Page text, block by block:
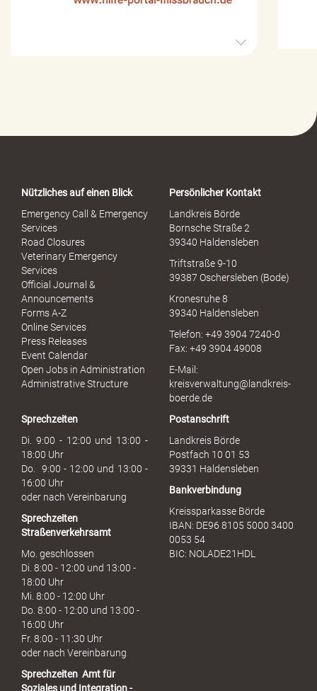
o
u
h
Nützliches auf einen Blick
Emergency Call & Emergency
Services
Road Closures
Veterinary Emergency
Services
Official Journal &
Announcements
Forms A-Z
Online Services
Press Releases
Event Calendar
Open Jobs in Administration
Administrative Structure
Persönlicher Kontakt
Landkreis Börde
Bornsche Straße 2
39340 Haldensleben
Triftstraße 9-10
39387 Oschersleben (Bode)
Kronesruhe 8
39340 Haldensleben
Telefon: +49 3904 7240-0
Fax: +49 3904 49008
E-Mail:
kreisverwaltung@landkreis-
boerde.de
Sprechzeiten
Di. 9:00 - 12:00 und 13:00 -
18:00 Uhr
Do. 9:00 - 12:00 und 13:00 -
16:00 Uhr
oder nach Vereinbarung
Sprechzeiten
Straßenverkehrsamt
Mo. geschlossen
Di. 8:00 - 12:00 und 13:00 -
18:00 Uhr
Mi. 8:00 - 12:00 Uhr
Do. 8:00 - 12:00 und 13:00 -
16:00 Uhr
Fr. 8:00 - 11:30 Uhr
oder nach Vereinbarung
Sprechzeiten Amt für
Soziales und Integration -
Postanschrift
Landkreis Börde
Postfach 10 01 53
39331 Haldensleben
Bankverbindung
Kreissparkasse Börde
IBAN: DE96 8105 5000 3400
0053 54
BIC: NOLADE21HDL